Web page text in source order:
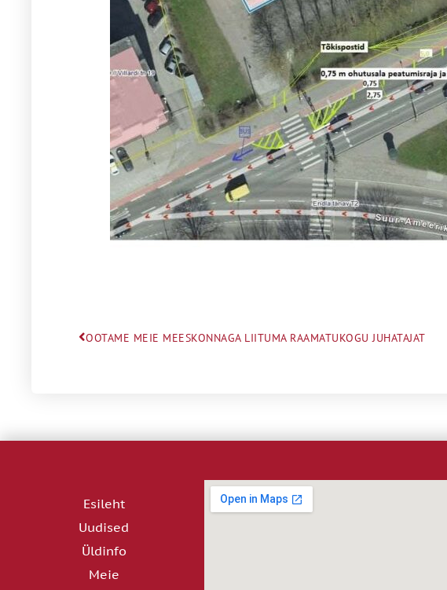
OOTAME MEIE MEESKONNAGA LIITUMA RAAMATUKOGU JUHATAJAT
Esileht
Uudised
Üldinfo
Meie